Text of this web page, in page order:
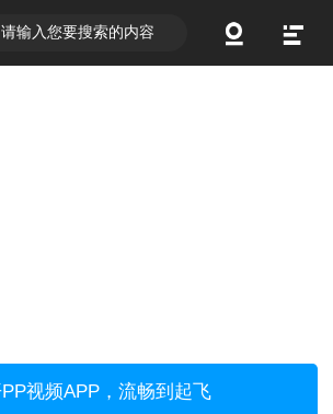
请输入您要搜索的内容
视频APP，流畅到起飞